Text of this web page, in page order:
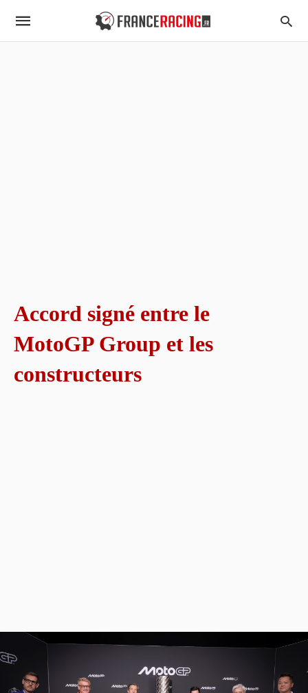
Accord signé entre le
MotoGP Group et les
constructeurs